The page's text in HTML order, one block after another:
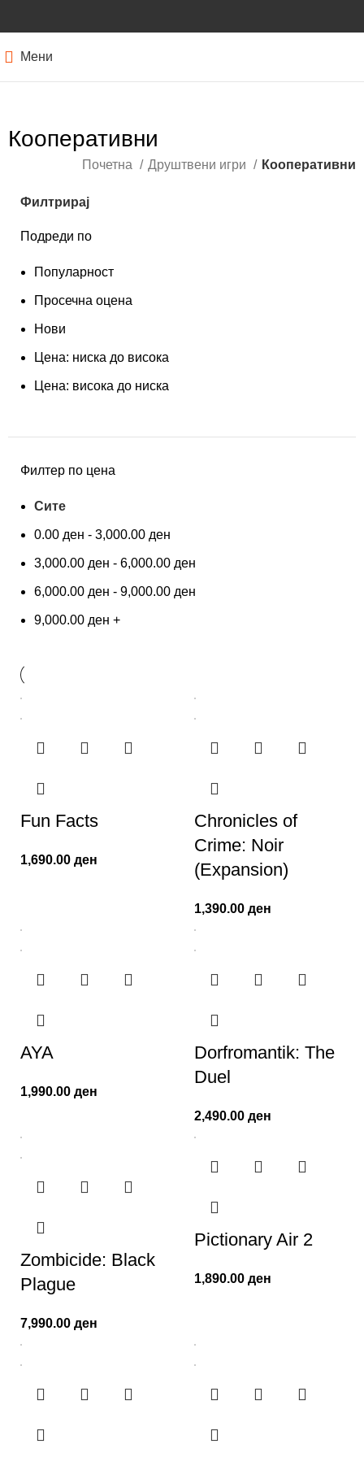
Мени
Кооперативни
Почетна Друштвени игри Кооперативни
Филтрирај
Подреди по
Популарност
Просечна оцена
Нови
Цена: ниска до висока
Цена: висока до ниска
Филтер по цена
Сите
0.00 ден - 3,000.00 ден
3,000.00 ден - 6,000.00 ден
6,000.00 ден - 9,000.00 ден
9,000.00 ден +
Fun Facts
1,690.00 ден
Chronicles of
Crime: Noir
(Expansion)
1,390.00 ден
AYA
1,990.00 ден
Dorfromantik: The
Duel
2,490.00 ден
Zombicide: Black
Plague
7,990.00 ден
Pictionary Air 2
1,890.00 ден